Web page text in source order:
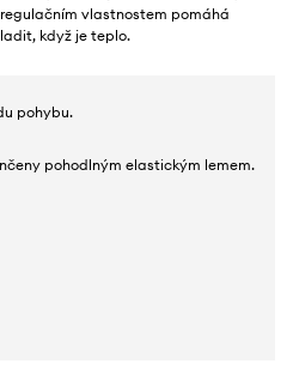
vlastnostem pomáhá
když je teplo.
pohybu.
pohodlným elastickým lemem.